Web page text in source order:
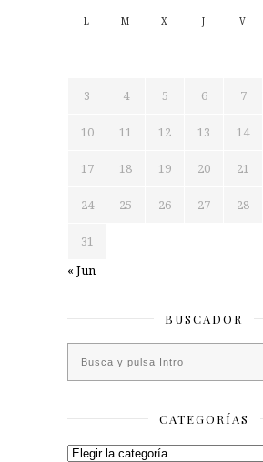
L M X J V
3 4 5 6 7
10 11 12 13 14
17 18 19 20 21
24 25 26 27 28
31
« Jun
BUSCADOR
CATEGORÍAS
Categorías